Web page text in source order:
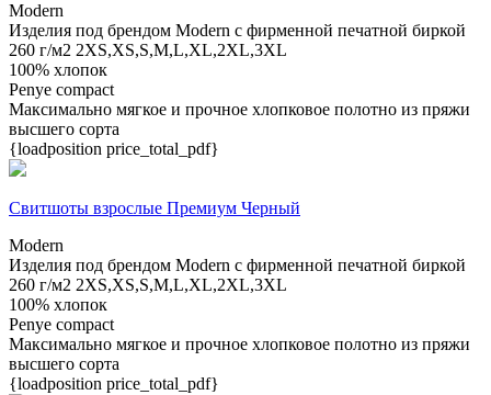
Modern
Изделия под брендом Modern с фирменной печатной биркой
260 г/м2 2XS,XS,S,M,L,XL,2XL,3XL
100% хлопок
Penye compact
Максимально мягкое и прочное хлопковое полотно из пряжи
высшего сорта
{loadposition price_total_pdf}
Свитшоты взрослые Премиум Черный
Modern
Изделия под брендом Modern с фирменной печатной биркой
260 г/м2 2XS,XS,S,M,L,XL,2XL,3XL
100% хлопок
Penye compact
Максимально мягкое и прочное хлопковое полотно из пряжи
высшего сорта
{loadposition price_total_pdf}